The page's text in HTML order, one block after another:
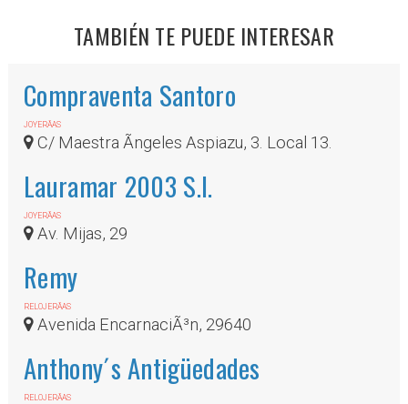
TAMBIÉN TE PUEDE INTERESAR
Compraventa Santoro
JOYERÃ­AS
C/ Maestra Ãngeles Aspiazu, 3. Local 13.
Lauramar 2003 S.l.
JOYERÃ­AS
Av. Mijas, 29
Remy
RELOJERÃ­AS
Avenida EncarnaciÃ³n, 29640
Anthony´s Antigüedades
RELOJERÃ­AS